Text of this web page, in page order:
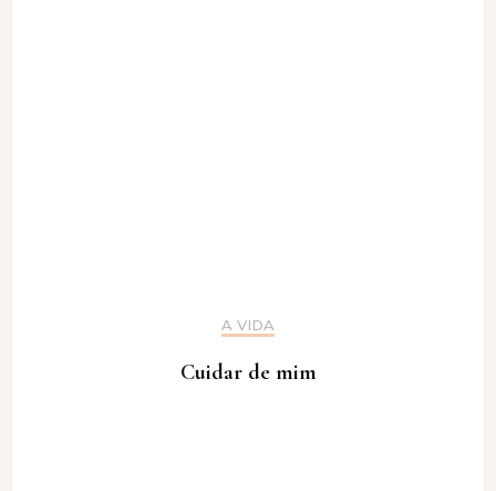
A VIDA
Cuidar de mim